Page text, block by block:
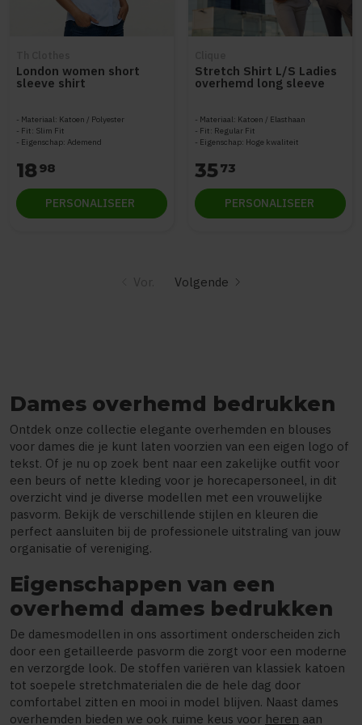
London women short
sleeve shirt
Materiaal: Katoen / Polyester
Fit: Slim Fit
Eigenschap: Ademend
1898
PERSONALISEER
Stretch Shirt L/S Ladies
overhemd long sleeve
Materiaal: Katoen / Elasthaan
Fit: Regular Fit
Eigenschap: Hoge kwaliteit
3573
PERSONALISEER
Vor. Volgende
Dames overhemd bedrukken
Ontdek onze collectie elegante overhemden en blouses
voor dames die je kunt laten voorzien van een eigen logo of
tekst. Of je nu op zoek bent naar een zakelijke outfit voor
een beurs of nette kleding voor je horecapersoneel, in dit
overzicht vind je diverse modellen met een vrouwelijke
pasvorm. Bekijk de verschillende stijlen en kleuren die
perfect aansluiten bij de professionele uitstraling van jouw
organisatie of vereniging.
Eigenschappen van een
overhemd dames bedrukken
De damesmodellen in ons assortiment onderscheiden zich
door een getailleerde pasvorm die zorgt voor een moderne
en verzorgde look. De stoffen variëren van klassiek katoen
tot soepele stretchmaterialen die de hele dag door
comfortabel zitten en mooi in model blijven. Naast dames
overhemden bieden we ook ruime keus voor heren aan